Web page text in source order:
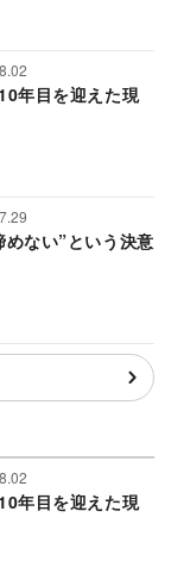
年目を迎えた現
ない”という決意
年目を迎えた現